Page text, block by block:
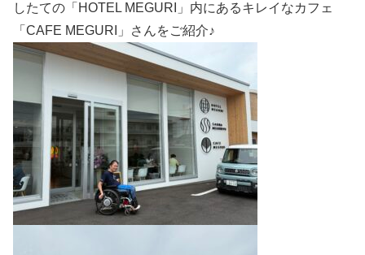
したての「HOTEL MEGURI」内にあるキレイなカフェ
「CAFE MEGURI」さんをご紹介♪